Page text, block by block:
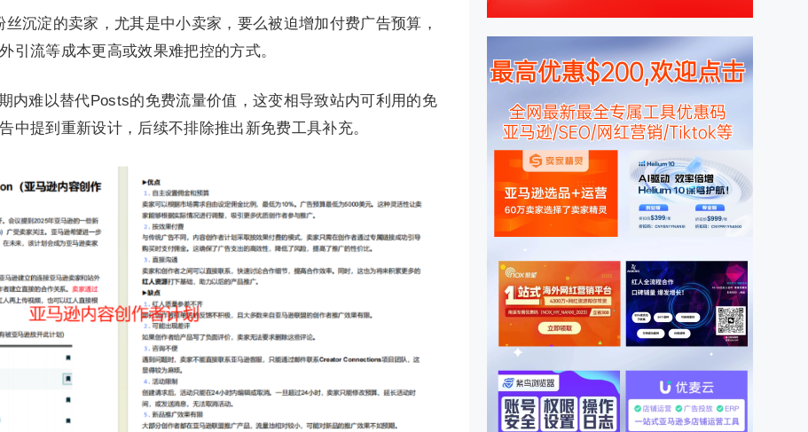
沉淀的卖家，尤其是中小卖家，要么被迫增加付费广告预算，
引流等成本更高或效果难把控的方式。
内难以替代Posts的免费流量价值，这变相导致站内可利用的免
中提到重新设计，后续不排除推出新免费工具补充。